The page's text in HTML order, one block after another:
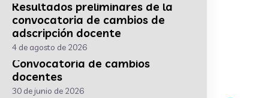
Resultados preliminares de la
convocatoria de cambios de
adscripción docente
4 de agosto de 2026
Convocatoria de cambios
docentes
30 de junio de 2026